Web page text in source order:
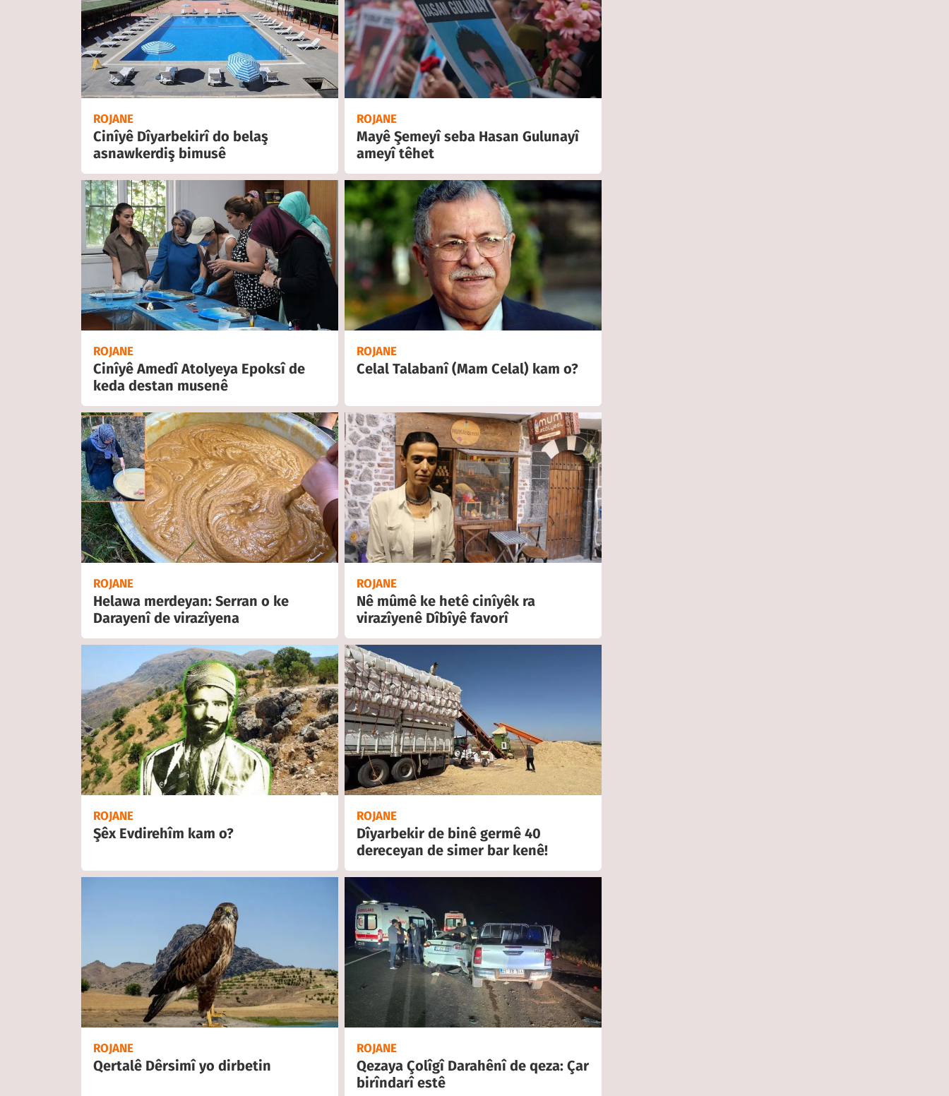
ROJANE
Cinîyê Dîyarbekirî do belaş
asnawkerdiş bimusê
ROJANE
Mayê Şemeyî seba Hasan Gulunayî
ameyî têhet
ROJANE
Cinîyê Amedî Atolyeya Epoksî de
keda destan musenê
ROJANE
Celal Talabanî (Mam Celal) kam o?
ROJANE
Helawa merdeyan: Serran o ke
Darayenî de virazîyena
ROJANE
Nê mûmê ke hetê cinîyêk ra
virazîyenê Dîbîyê favorî
ROJANE
Şêx Evdirehîm kam o?
ROJANE
Dîyarbekir de binê germê 40
dereceyan de simer bar kenê!
ROJANE
Qertalê Dêrsimî yo dirbetin
ROJANE
Qezaya Çolîgî Darahênî de qeza: Çar
birîndarî estê